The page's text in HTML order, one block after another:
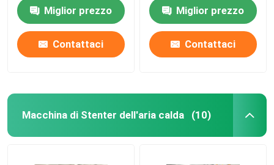
dell'aria calda del
vaporeMiglior prezzo
Contattaci
dell'olio termico del
poliestereMiglior prezzo
Contattaci
Macchina di Stenter dell'aria calda (10)